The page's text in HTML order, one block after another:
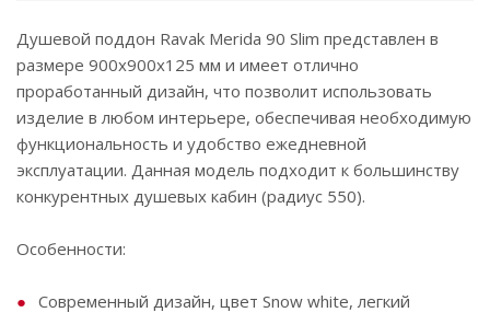
Душевой поддон Ravak Merida 90 Slim представлен в
размере 900х900х125 мм и имеет отлично
проработанный дизайн, что позволит использовать
изделие в любом интерьере, обеспечивая необходимую
функциональность и удобство ежедневной
эксплуатации. Данная модель подходит к большинству
конкурентных душевых кабин (радиус 550).
Особенности:
Современный дизайн, цвет Snow white, легкий